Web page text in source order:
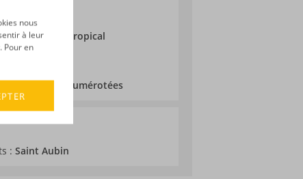
:
Tropical
bouteilles numérotées
: Saint Aubin
nous
à leur
Pour en